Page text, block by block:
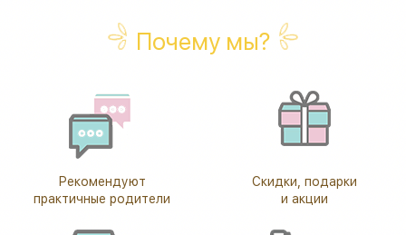
Почему мы?
Рекомендуют
практичные родители
Скидки, подарки
и акции